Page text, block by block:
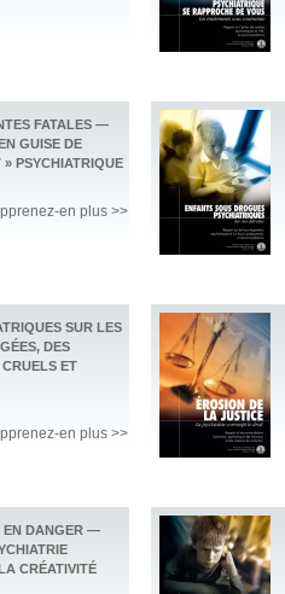
FATALES —
GUISE DE
PSYCHIATRIQUE
en plus >>
SUR LES
DES
ET
en plus >>
EN DANGER —
CRÉATIVITÉ